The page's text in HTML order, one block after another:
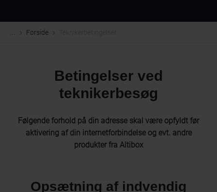
... Forside
Betingelser ved
teknikerbesøg
Følgende forhold på din adresse skal være opfyldt før
aktivering af din internetforbindelse og evt. andre
produkter fra Altibox
Opsætning af indvendig